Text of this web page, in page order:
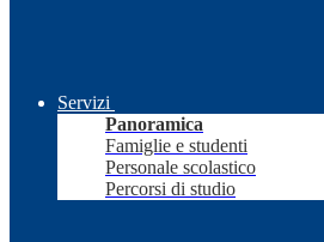
Servizi
Panoramica
Famiglie e studenti
Personale scolastico
Percorsi di studio